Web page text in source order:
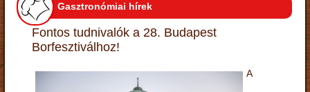
Gasztronómiai hírek
Fontos tudnivalók a 28. Budapest
Borfesztiválhoz!
A